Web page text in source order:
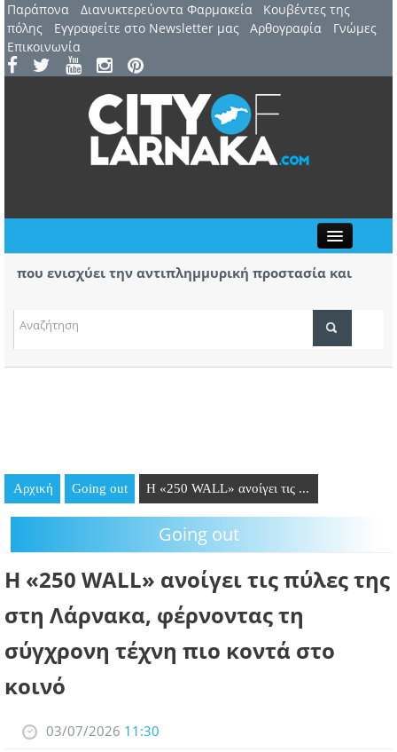
Παράπονα Διανυκτερεύοντα Φαρμακεία
Kουβέντες της
πόλης
Εγγραφείτε στο Newsletter μας Αρθογραφία
Γνώμες
Επικοινωνία
ΤΟΠΙΚΑ ΝΕΑ
ΘΕΣΕΙΣ ΕΡΓΑΣΙΑΣ
ΠΡΟΣΩΠΑ
ΛΑΡΝΑΚΑ 2030
ΣΥΝΔΕΣΜΟΙ
ενισχύει την αντιπλημμυρική προστασία και
της φωτιάς στο Καλό Χωριό ο Πάλμας- «Ουδέν
Αρχική Going out Η «250 WALL» ανοίγει τις ...
Going out
Η «250 WALL» ανοίγει τις πύλες της
στη Λάρνακα, φέρνοντας τη
σύγχρονη τέχνη πιο κοντά στο
κοινό
03/07/2026 11:30